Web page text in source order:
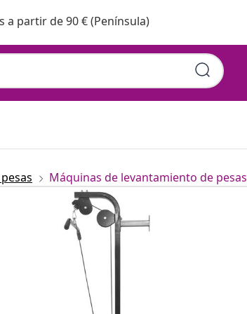
a partir de 90 € (Península)
Máquinas de levantamiento de pesas